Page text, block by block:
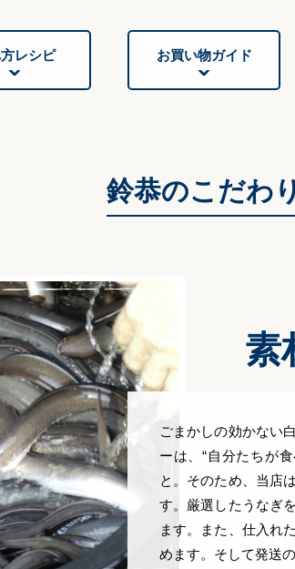
レシピ お買い物ガイド
鈴恭のこだわり
素
ごまかしの効かない
ーは、“自分たちが
と。そのため、当店
す。厳選したうなぎ
ます。また、仕入れ
めます。そして発送